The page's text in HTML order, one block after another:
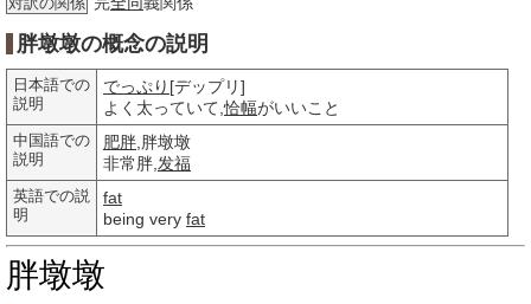
対訳の関係
胖墩墩の概念の説明
日本語での
説明
でっぷり [デップリ]
よく太っていて,恰幅がいいこと
中国語での
説明
肥胖 ,胖墩墩
非常胖, 发福
英語での説
明
fat
being very fat
胖墩墩